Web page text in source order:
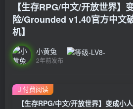
【生存RPG/中文/开放世界】
险/Grounded v1.40官方中文
机】
小黄兔
2年前发布
付费阅读